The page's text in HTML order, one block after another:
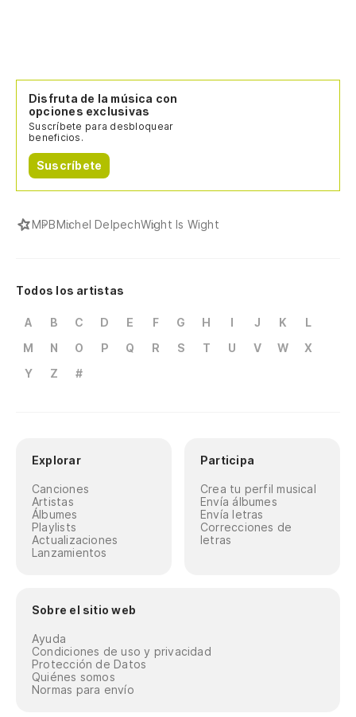
Disfruta de la música con
opciones exclusivas
Suscríbete para desbloquear
beneficios.
Suscríbete
MPBMichel DelpechWight Is Wight
Todos los artistas
A B C D E F G H I J K
L
M
N O P Q R S T U V W
X
Y
Z #
Explorar
Canciones
Artistas
Álbumes
Playlists
Actualizaciones
Lanzamientos
Participa
Crea tu perfil musical
Envía álbumes
Envía letras
Correcciones de
letras
Sobre el sitio web
Ayuda
Condiciones de uso y privacidad
Protección de Datos
Quiénes somos
Normas para envío